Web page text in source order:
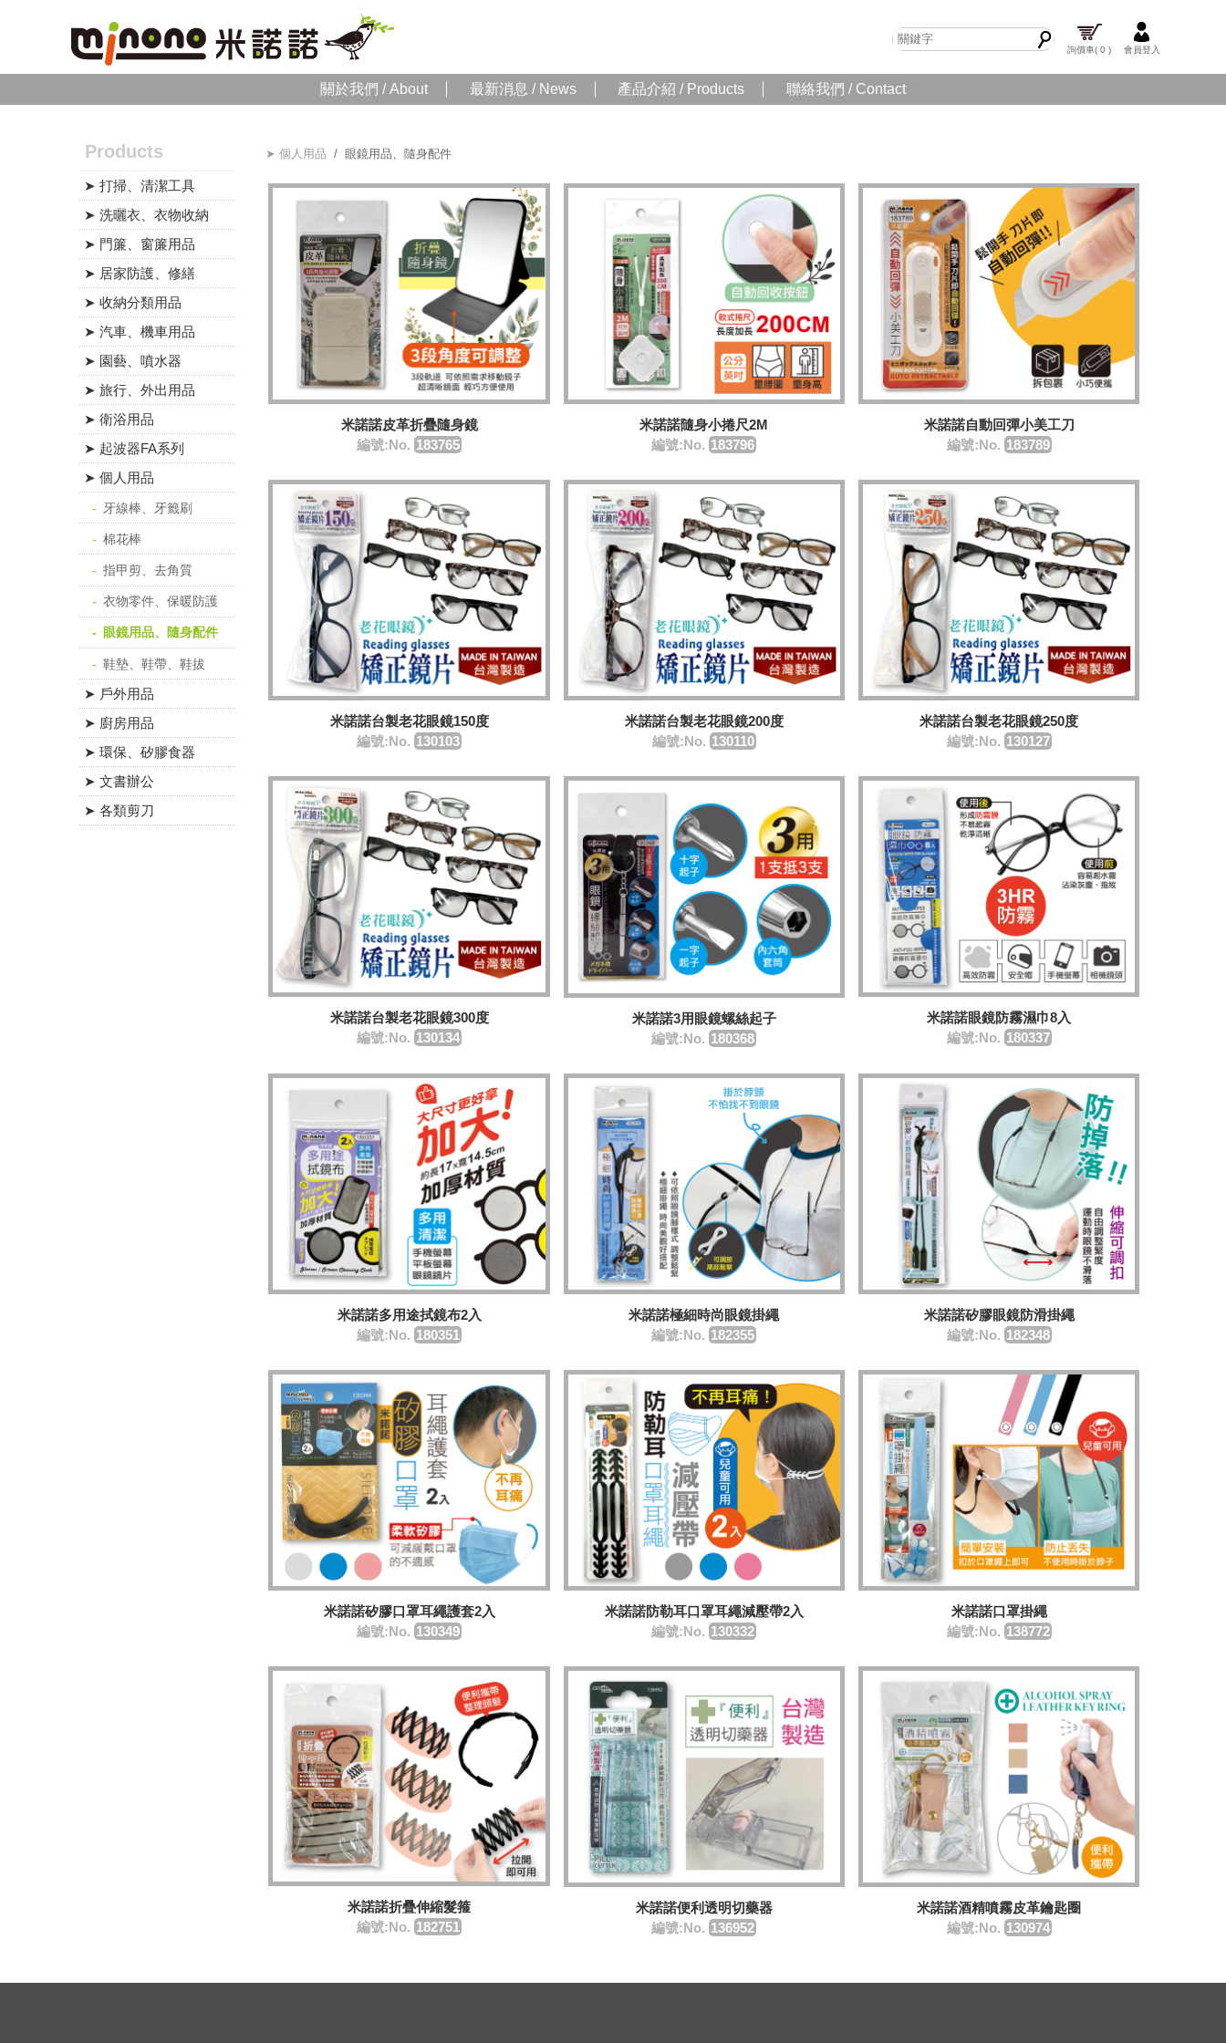
詢價車( 0 ) 會員登入
關於我們 / About 最新消息 / News 產品介紹 / Products 聯絡我們 / Contact
Products
➤ 打掃、清潔工具
➤ 洗曬衣、衣物收納
➤ 門簾、窗簾用品
➤ 居家防護、修繕
➤ 收納分類用品
➤ 汽車、機車用品
➤ 園藝、噴水器
➤ 旅行、外出用品
➤ 衛浴用品
➤ 起波器FA系列
➤ 個人用品
牙線棒、牙籤刷
棉花棒
指甲剪、去角質
衣物零件、保暖防護
眼鏡用品、隨身配件
鞋墊、鞋帶、鞋拔
➤ 戶外用品
➤ 廚房用品
➤ 環保、矽膠食器
➤ 文書辦公
➤ 各類剪刀
➤ 個人用品 / 眼鏡用品、隨身配件
米諾諾皮革折疊隨身鏡
編號:No. 183765
米諾諾隨身小捲尺2M
編號:No. 183796
米諾諾自動回彈小美工刀
編號:No. 183789
米諾諾台製老花眼鏡150度
編號:No. 130103
米諾諾台製老花眼鏡200度
編號:No. 130110
米諾諾台製老花眼鏡250度
編號:No. 130127
米諾諾台製老花眼鏡300度
編號:No. 130134
米諾諾3用眼鏡螺絲起子
編號:No. 180368
米諾諾眼鏡防霧濕巾8入
編號:No. 180337
米諾諾多用途拭鏡布2入
編號:No. 180351
米諾諾極細時尚眼鏡掛繩
編號:No. 182355
米諾諾矽膠眼鏡防滑掛繩
編號:No. 182348
米諾諾矽膠口罩耳繩護套2入
編號:No. 130349
米諾諾防勒耳口罩耳繩減壓帶2入
編號:No. 130332
米諾諾口罩掛繩
編號:No. 138772
米諾諾折疊伸縮髮箍
編號:No. 182751
米諾諾便利透明切藥器
編號:No. 136952
米諾諾酒精噴霧皮革鑰匙圈
編號:No. 130974